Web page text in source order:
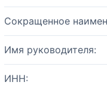
Сокращенное
Имя руководителя:
ИНН: